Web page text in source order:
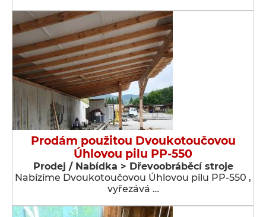
Prodám použitou Dvoukotoučovou
Úhlovou pilu PP-550
Prodej / Nabídka > Dřevoobráběcí stroje
Nabízíme Dvoukotoučovou Úhlovou pilu PP-550 ,
vyřezává …